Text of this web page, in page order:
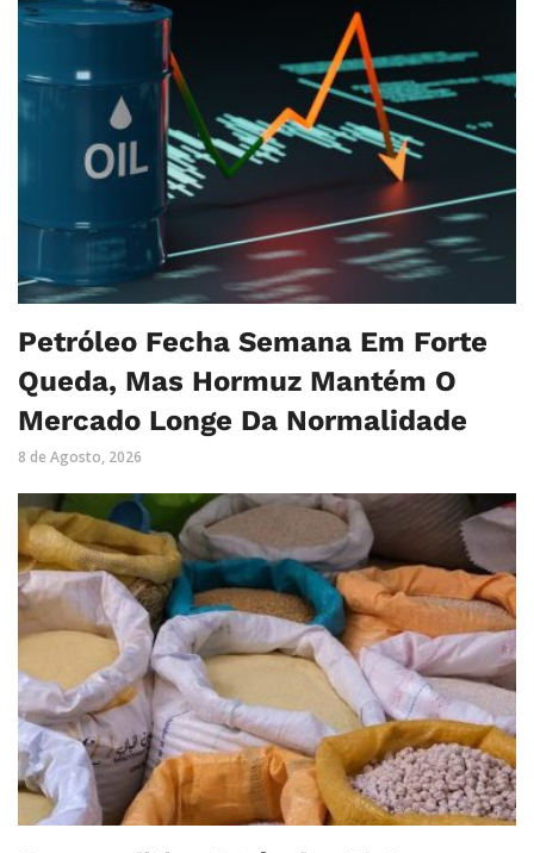
Petróleo Fecha Semana Em Forte
Queda, Mas Hormuz Mantém O
Mercado Longe Da Normalidade
8 de Agosto, 2026